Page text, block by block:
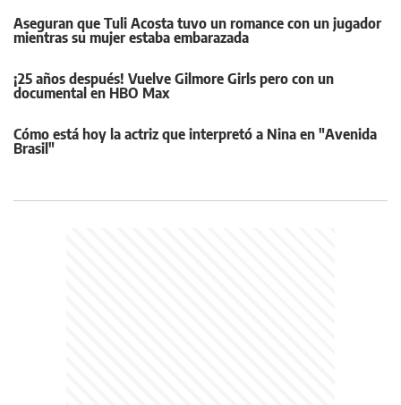
Aseguran que Tuli Acosta tuvo un romance con un jugador
mientras su mujer estaba embarazada
¡25 años después! Vuelve Gilmore Girls pero con un
documental en HBO Max
Cómo está hoy la actriz que interpretó a Nina en "Avenida
Brasil"